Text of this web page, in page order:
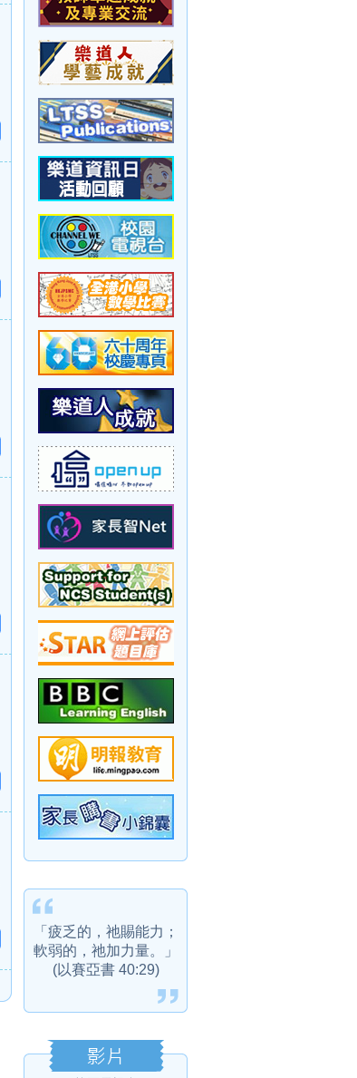
「疲乏的，祂賜能力；
軟弱的，祂加力量。」
(以賽亞書 40:29)